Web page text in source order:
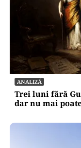
ANALIZĂ
Trei luni fără
dar nu mai